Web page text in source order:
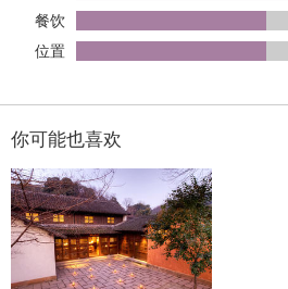
餐饮
位置
你可能也喜欢